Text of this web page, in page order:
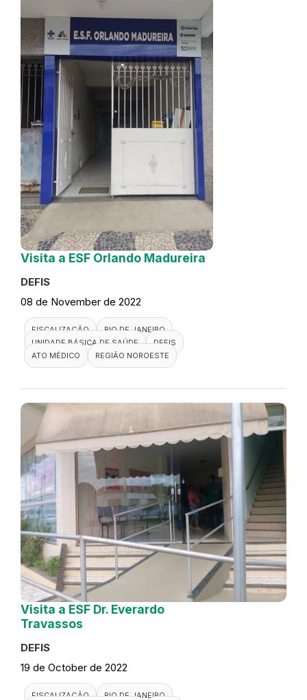
Visita a ESF Orlando Madureira
DEFIS
08 de November de 2022
FISCALIZAÇÃO
RIO DE JANEIRO
UNIDADE BÁSICA DE SAÚDE
DEFIS
ATO MÉDICO
REGIÃO NOROESTE
Visita a ESF Dr. Everardo
Travassos
DEFIS
19 de October de 2022
FISCALIZAÇÃO
RIO DE JANEIRO